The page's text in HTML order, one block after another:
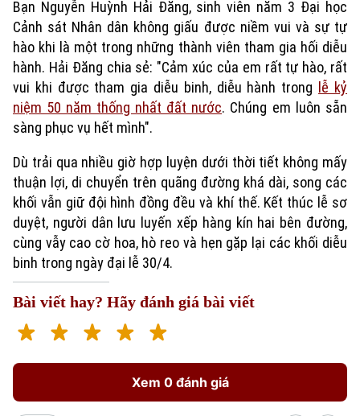
Bạn Nguyễn Huỳnh Hải Đăng, sinh viên năm 3 Đại học
Cảnh sát Nhân dân không giấu được niềm vui và sự tự
hào khi là một trong những thành viên tham gia hối diễu
hành. Hải Đăng chia sẻ: "Cảm xúc của em rất tự hào, rất
vui khi được tham gia diễu binh, diễu hành trong
lễ kỷ
niệm 50 năm thống nhất đất nước. Chúng em luôn sẵn
sàng phục vụ hết mình".
Dù trải qua nhiều giờ hợp luyện dưới thời tiết không mấy
thuận lợi, di chuyển trên quãng đường khá dài, song các
khối vẫn giữ đội hình đồng đều và khí thế. Kết thúc lễ sơ
duyệt, người dân lưu luyến xếp hàng kín hai bên đường,
cùng vẫy cao cờ hoa, hò reo và hẹn gặp lại các khối diễu
binh trong ngày đại lễ 30/4.
Bài viết hay? Hãy đánh giá bài viết
Xem 0 đánh giá